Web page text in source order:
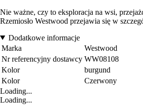
Nie ważne, czy to eksploracja na wsi,
Rzemiosło Westwood przejawia się w
Dodatkowe informacje
Marka
Westwood
Nr referencyjny dostawcy WW08108
Kolor
burgund
Kolor
Czerwony
Loading...
Loading...